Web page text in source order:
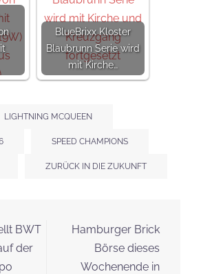
BlueBrixx Kloster
Blaubrunn Serie wird
mit Kirche…
LIGHTNING MCQUEEN
SPEED CHAMPIONS
ZURÜCK IN DIE ZUKUNFT
BWT
der
Hamburger Brick
Börse dieses
Wochenende in